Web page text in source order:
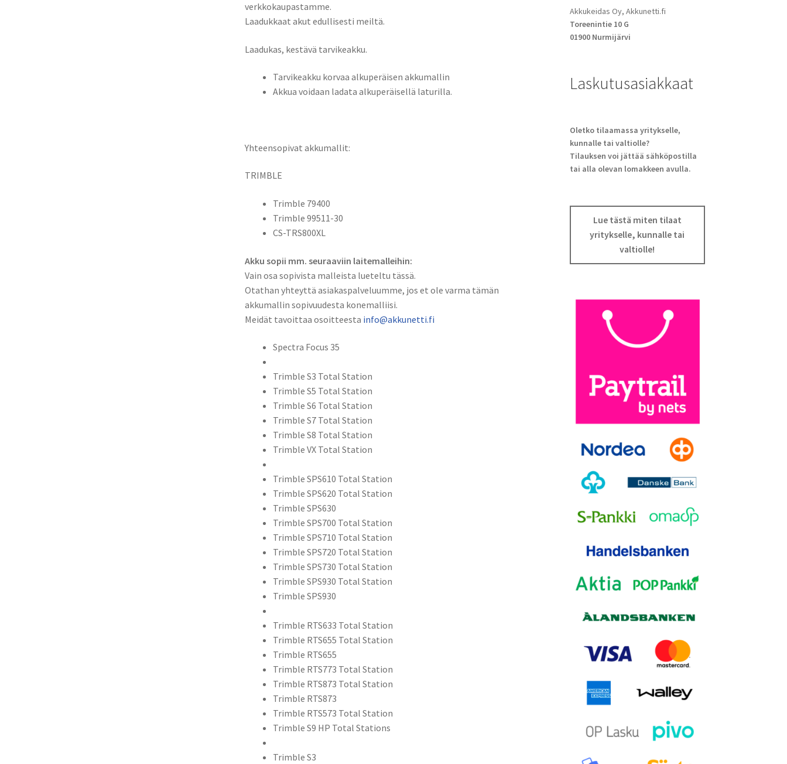
verkkokaupastamme.
Laadukkaat akut edullisesti meiltä.
Laadukas, kestävä tarvikeakku.
Tarvikeakku korvaa alkuperäisen akkumallin
Akkua voidaan ladata alkuperäisellä laturilla.
Yhteensopivat akkumallit:
TRIMBLE
Trimble 79400
Trimble 99511-30
CS-TRS800XL
Akku sopii mm. seuraaviin laitemalleihin:
Vain osa sopivista malleista lueteltu tässä.
Otathan yhteyttä asiakaspalveluumme, jos et ole varma tämän
akkumallin sopivuudesta konemalliisi.
Meidät tavoittaa osoitteesta info@akkunetti.fi
Spectra Focus 35
Trimble S3 Total Station
Trimble S5 Total Station
Trimble S6 Total Station
Trimble S7 Total Station
Trimble S8 Total Station
Trimble VX Total Station
Trimble SPS610 Total Station
Trimble SPS620 Total Station
Trimble SPS630
Trimble SPS700 Total Station
Trimble SPS710 Total Station
Trimble SPS720 Total Station
Trimble SPS730 Total Station
Trimble SPS930 Total Station
Trimble SPS930
Trimble RTS633 Total Station
Trimble RTS655 Total Station
Trimble RTS655
Trimble RTS773 Total Station
Trimble RTS873 Total Station
Trimble RTS873
Trimble RTS573 Total Station
Trimble S9 HP Total Stations
Trimble S3
Akkukeidas Oy, Akkunetti.fi
Toreenintie 10 G
01900 Nurmijärvi
Laskutusasiakkaat
Oletko tilaamassa yritykselle,
kunnalle tai valtiolle?
Tilauksen voi jättää sähköpostilla
tai alla olevan lomakkeen avulla.
Lue tästä miten tilaat
yritykselle, kunnalle tai
valtiolle!